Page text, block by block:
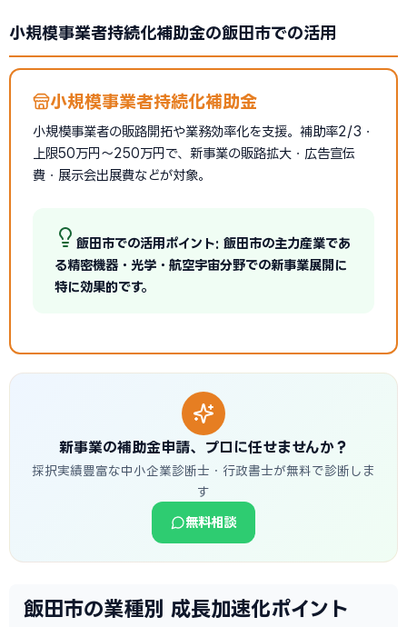
小規模事業者持続化補助金の飯田市での活用
小規模事業者持続化補助金
小規模事業者の販路開拓や業務効率化を支援。補助率2/3・
上限50万円〜250万円で、新事業の販路拡大・広告宣伝
費・展示会出展費などが対象。
飯田市での活用ポイント: 飯田市の主力産業であ
る精密機器・光学・航空宇宙分野での新事業展開に
特に効果的です。
新事業の補助金申請、プロに任せませんか？
採択実績豊富な中小企業診断士・行政書士が無料で診断しま
す
無料相談
飯田市の業種別 成長加速化ポイント